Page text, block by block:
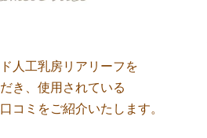
人工乳房リアリーフを
き、使用されている
コミをご紹介いたします。